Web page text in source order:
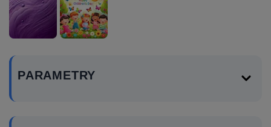
PARAMETRY